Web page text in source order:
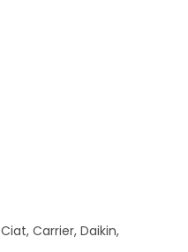
Carrier, Daikin,